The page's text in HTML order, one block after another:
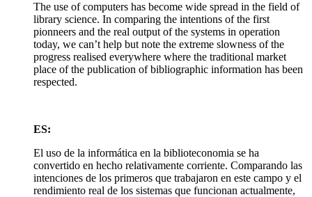
The use of computers has become wide spread in the field of
library science. In comparing the intentions of the first
pionneers and the real output of the systems in operation
today, we can’t help but note the extreme slowness of the
progress realised everywhere where the traditional market
place of the publication of bibliographic information has been
respected.
ES:
El uso de la informática en la biblioteconomia se ha
convertido en hecho relativamente corriente. Comparando las
intenciones de los primeros que trabajaron en este campo y el
rendimiento real de los sistemas que funcionan actualmente,